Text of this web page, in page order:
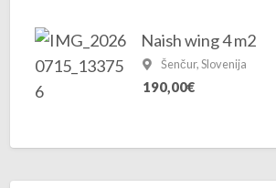
Naish wing 4 m2
Šenčur, Slovenija
190,00€